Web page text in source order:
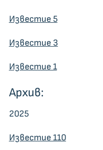
Известие 5
Известие 3
Известие 1
Архив:
2025
Известие 110